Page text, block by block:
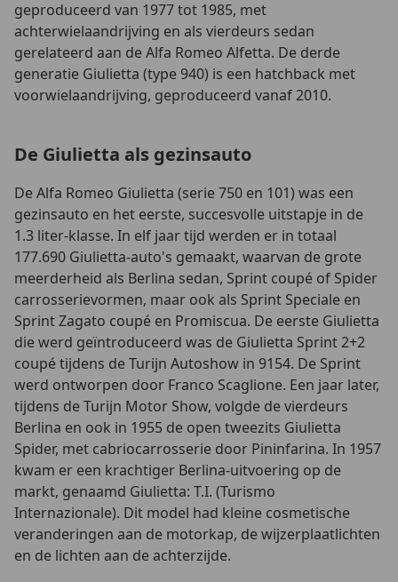
geproduceerd van 1977 tot 1985, met
achterwielaandrijving en als vierdeurs sedan
gerelateerd aan de Alfa Romeo Alfetta. De derde
generatie Giulietta (type 940) is een hatchback met
voorwielaandrijving, geproduceerd vanaf 2010.
De Giulietta als gezinsauto
De Alfa Romeo Giulietta (serie 750 en 101) was een
gezinsauto en het eerste, succesvolle uitstapje in de
1.3 liter-klasse. In elf jaar tijd werden er in totaal
177.690 Giulietta-auto's gemaakt, waarvan de grote
meerderheid als Berlina sedan, Sprint coupé of Spider
carrosserievormen, maar ook als Sprint Speciale en
Sprint Zagato coupé en Promiscua. De eerste Giulietta
die werd geïntroduceerd was de Giulietta Sprint 2+2
coupé tijdens de Turijn Autoshow in 9154. De Sprint
werd ontworpen door Franco Scaglione. Een jaar later,
tijdens de Turijn Motor Show, volgde de vierdeurs
Berlina en ook in 1955 de open tweezits Giulietta
Spider, met cabriocarrosserie door Pininfarina. In 1957
kwam er een krachtiger Berlina-uitvoering op de
markt, genaamd Giulietta: T.I. (Turismo
Internazionale). Dit model had kleine cosmetische
veranderingen aan de motorkap, de wijzerplaatlichten
en de lichten aan de achterzijde.